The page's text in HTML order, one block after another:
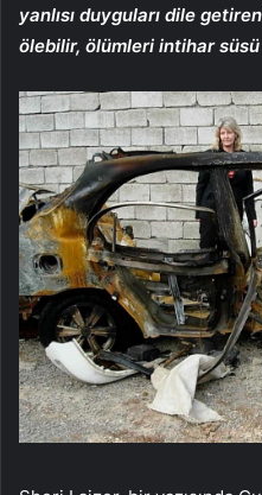
yanlısı duyguları dile
ölebilir, ölümleri intihar